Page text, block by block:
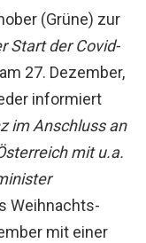
(Grüne) zur
Start der Covid-
27. Dezember,
informiert
im Anschluss an
mit u.a.
Weihnachts-
mit einer